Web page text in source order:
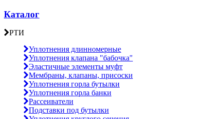
Каталог
РТИ
Уплотнения длинномерные
Уплотнения клапана "бабочка"
Эластичные элементы муфт
Мембраны, клапаны, присоски
Уплотнения горла бутылки
Уплотнения горла банки
Рассеиватели
Подставки под бутылки